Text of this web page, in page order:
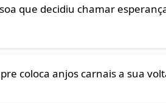
que decidiu chamar
coloca anjos carnais a sua